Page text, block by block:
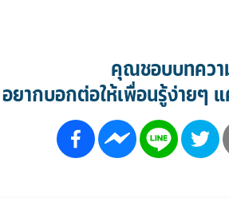
คุณชอบบทคว
อยากบอกต่อให้เพื่อนรู้ง่ายๆ